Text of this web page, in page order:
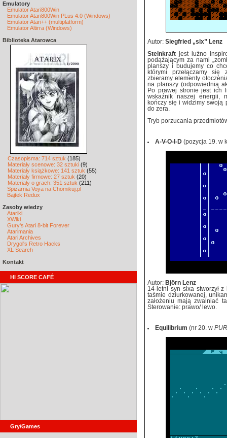
Emulatory
Emulator Atari800Win
Emulator Atari800Win PLus 4.0 (Windows)
Emulator Atari++ (multiplatform)
Emulator Altirra (Windows)
Biblioteka Atarowca
Czasopisma: 714 sztuk (185)
Materiały scenowe: 32 sztuki (9)
Materiały książkowe: 141 sztuk (55)
Materiały firmowe: 27 sztuk (20)
Materiały o grach: 351 sztuk (211)
Spiżarnia Voya na Chomikuj.pl
Bajtek Redux
Zasoby wiedzy
Atariki
XWiki
Gury's Atari 8-bit Forever
Atarimania
Atari Archives
Drygol's Retro Hacks
XL Search
Kontakt
HI SCORE CAFÉ
Gry/Games
Autor: Siegfried „slx” Lenz
Steinkraft jest luźno
podążającym za nami
planszy i budujemy co
którymi przełączamy
zbieramy elementy
na planszy (odpowiednią
Po prawej stronie jest ich
wskaźnik naszej energii,
kończy się i widzimy swoją
do zera.
Tryb porzucania
A-V-O-I-D (pozycja 19. w
Autor: Björn Lenz
14-letni syn slxa stworzył
taśmie dziurkowanej,
założeniu mają zwalniać
Sterowanie: prawo/ lewo.
Equilibrium (nr 20. w